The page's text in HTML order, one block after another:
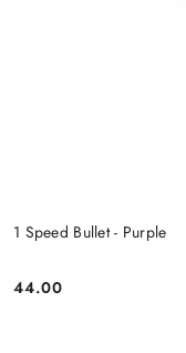
1 Speed Bullet - Purple
Cena:
44.00